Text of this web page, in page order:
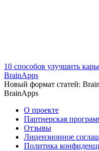
10 способов улучшить
BrainApps
Новый формат статей:
BrainApps
О проекте
Партнерская
Отзывы
Лицензионное
Политика